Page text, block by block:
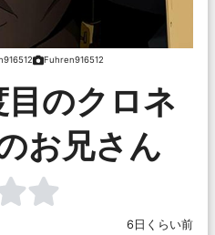
Fuhren916512
のクロネ
お兄さん
6日くらい前